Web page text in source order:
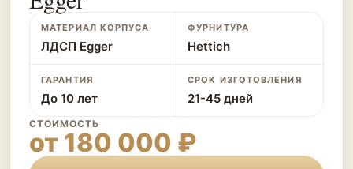
МАТЕРИАЛ КОРПУСА
ЛДСП Egger
ФУРНИТУРА
Hettich
ГАРАНТИЯ
До 10 лет
СРОК ИЗГОТОВЛЕНИЯ
21-45 дней
СТОИМОСТЬ
от 180 000 ₽